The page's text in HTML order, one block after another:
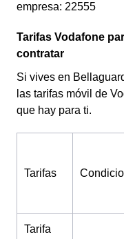
empresa: 22555
Tarifas Vodafone
contratar
Si vives en
las tarifas móvil de
que hay para ti.
Tarifas
Tarifa